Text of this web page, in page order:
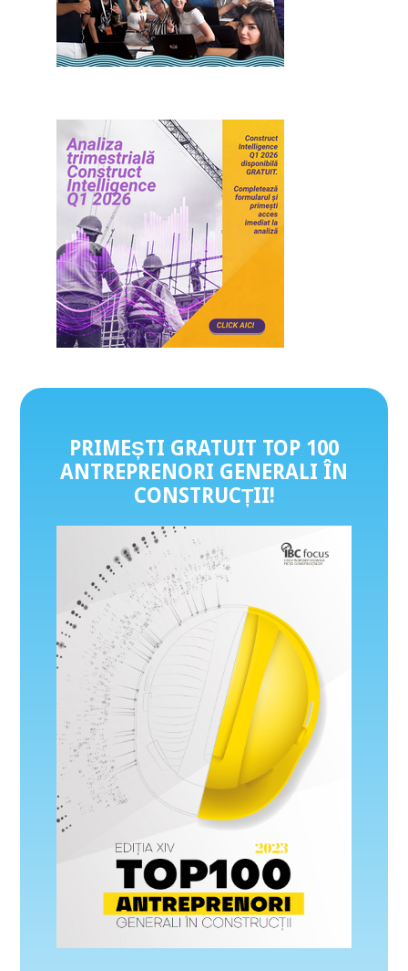
PRIMEȘTI GRATUIT TOP 100
ANTREPRENORI GENERALI ÎN
CONSTRUCȚII!